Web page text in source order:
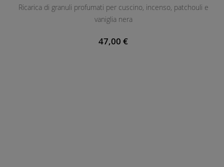
Ricarica di granuli profumati per cuscino, incenso, patchouli e
vaniglia nera
47,00 €